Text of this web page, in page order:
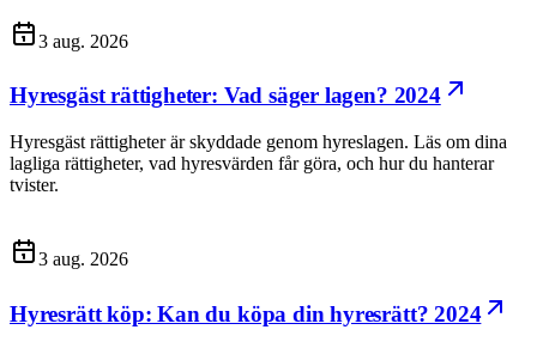
3 aug. 2026
Hyresgäst rättigheter: Vad säger lagen? 2024
Hyresgäst rättigheter är skyddade genom hyreslagen. Läs om dina
lagliga rättigheter, vad hyresvärden får göra, och hur du hanterar
tvister.
3 aug. 2026
Hyresrätt köp: Kan du köpa din hyresrätt? 2024